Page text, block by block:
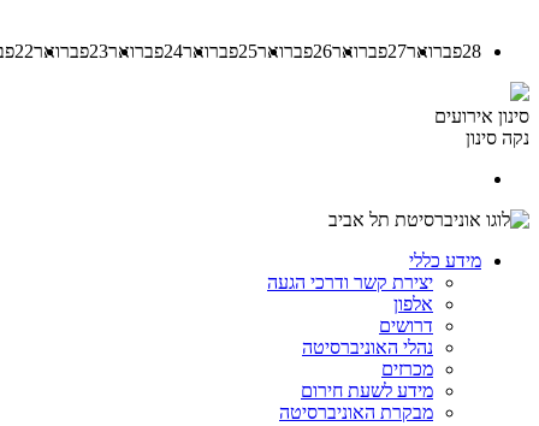
28פברואר27פברואר26פברואר25פברואר24פברואר23פברואר22
סינון אירועים
נקה סינון
מידע כללי
יצירת קשר ודרכי הגעה
אלפון
דרושים
נהלי האוניברסיטה
מכרזים
מידע לשעת חירום
מבקרת האוניברסיטה